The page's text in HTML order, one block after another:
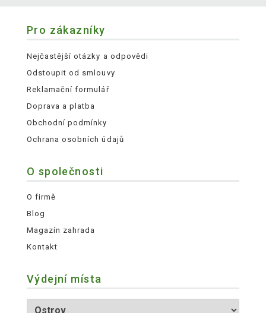
Pro zákazníky
Nejčastější otázky a odpovědi
Odstoupit od smlouvy
Reklamační formulář
Doprava a platba
Obchodní podmínky
Ochrana osobních údajů
O společnosti
O firmě
Blog
Magazín zahrada
Kontakt
Výdejní místa